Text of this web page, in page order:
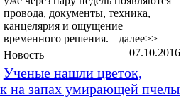
провода, документы, техника,
канцелярия и ощущение
временного решения.
далее>>
07.10.2016
Новость
Ученые нашли цветок,
на запах умирающей пчелы